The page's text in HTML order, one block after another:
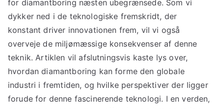
for diamantboring næsten ubegrænsede. Som vi
dykker ned i de teknologiske fremskridt, der
konstant driver innovationen frem, vil vi også
overveje de miljømæssige konsekvenser af denne
teknik. Artiklen vil afslutningsvis kaste lys over,
hvordan diamantboring kan forme den globale
industri i fremtiden, og hvilke perspektiver der ligger
forude for denne fascinerende teknologi. I en verden,